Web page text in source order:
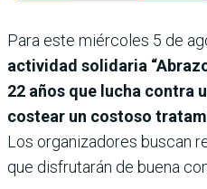
Para este miércoles 5 de
actividad solidaria
22 años que lucha contra
costear un costoso
Los organizadores buscan
que disfrutarán de buena